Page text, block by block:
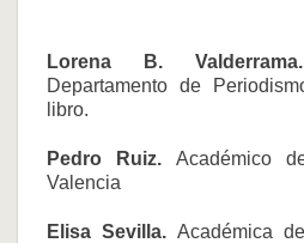
Lorena B.
Departamento de
libro.
Pedro Ruiz. Académico
Valencia
Elisa Sevilla. Académica